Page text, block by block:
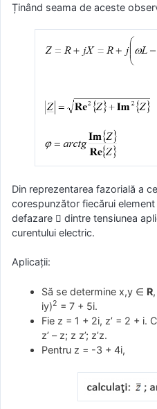
Ținând seama de aceste
Din reprezentarea fazorială a
corespunzător fiecărui
defazare  dintre tensiunea
curentului electric.
Aplicații:
Să se determine x,y ∈ R
iy)2 = 7 + 5i.
Fie z = 1 + 2i, z’ = 2 + i.
z’ – z; z z’; z’z.
Pentru z = -3 + 4i,